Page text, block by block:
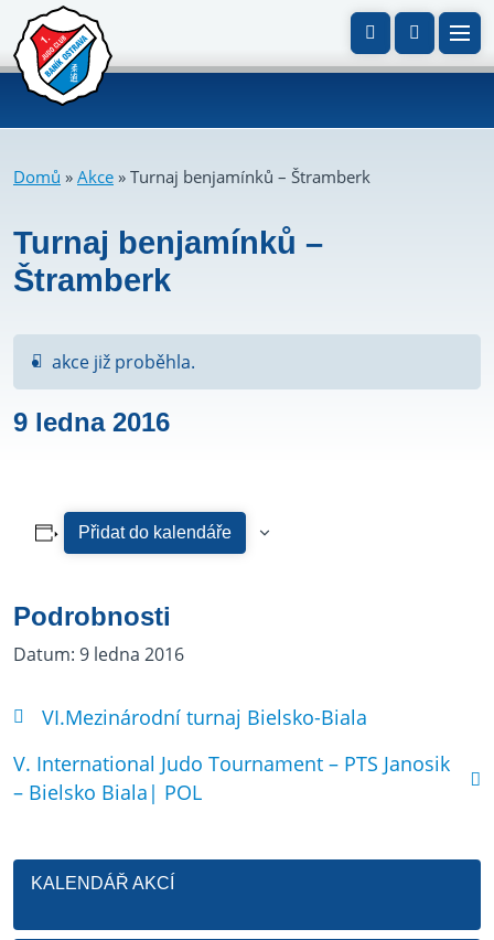
Domů » Akce » Turnaj benjamínků – Štramberk
Turnaj benjamínků –
Štramberk
akce již proběhla.
9 ledna 2016
Přidat do kalendáře
Podrobnosti
Datum: 9 ledna 2016
VI.Mezinárodní turnaj Bielsko-Biala
V. International Judo Tournament – PTS Janosik
– Bielsko Biala| POL
KALENDÁŘ AKCÍ